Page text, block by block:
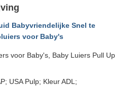
Babyvriendelijke Snel te
voor Baby's
voor Baby's, Baby Luiers Pull Up
USA Pulp; Kleur ADL;